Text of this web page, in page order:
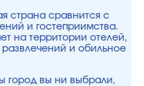
страна сравнится с
и гостеприимства.
на территории отелей,
и обильное
город вы ни выбрали,